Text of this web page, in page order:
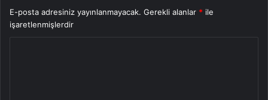
E-posta adresiniz yayınlanmayacak. Gerekli alanlar * ile
işaretlenmişlerdir